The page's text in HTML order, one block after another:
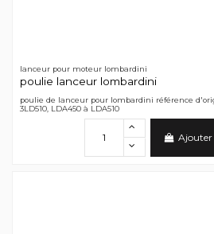
lanceur pour moteur lombardini
poulie lanceur lombardini
poulie de lanceur pour lombardini référence
3LD510, LDA450 à LDA510